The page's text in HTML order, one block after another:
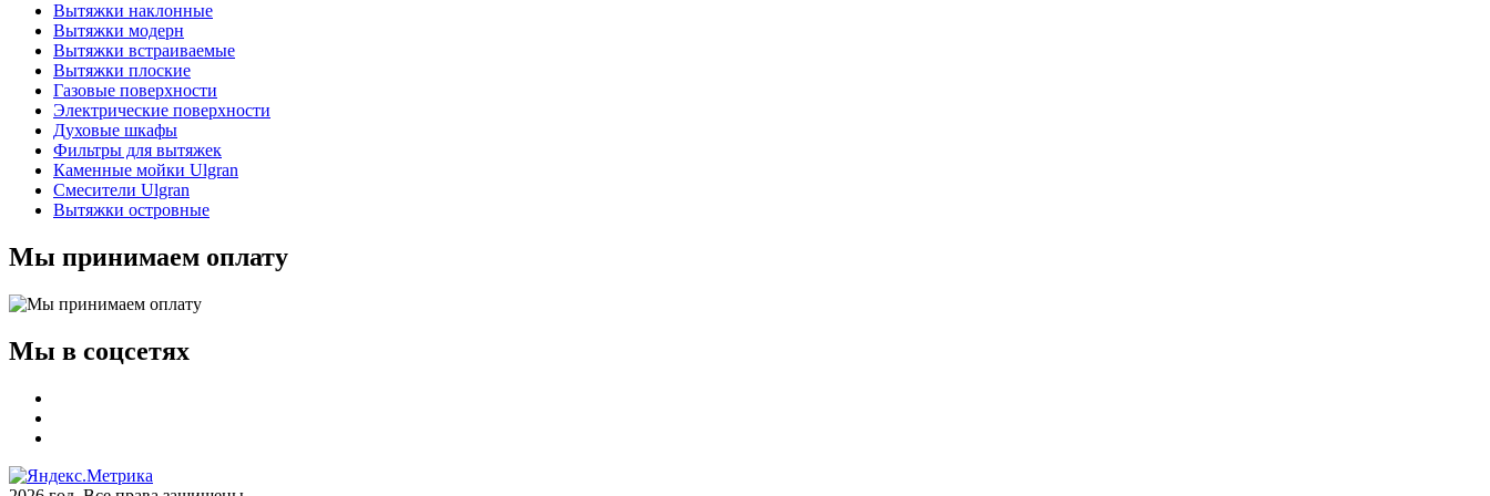
Вытяжки наклонные
Вытяжки модерн
Вытяжки встраиваемые
Вытяжки плоские
Газовые поверхности
Электрические поверхности
Духовые шкафы
Фильтры для вытяжек
Каменные мойки Ulgran
Смесители Ulgran
Вытяжки островные
Мы принимаем оплату
Мы в соцсетях